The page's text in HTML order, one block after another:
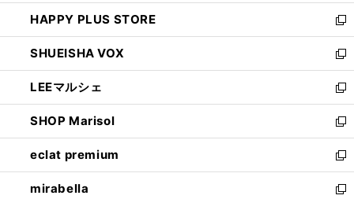
ン
ド
ウ
で
開
く
ウ
ィ
ン
ド
ウ
で
開
く
し
い
ウ
ィ
ン
ド
ウ
で
開
く
HAPPY PLUS STORE
新
し
い
ウ
ィ
ン
ド
ウ
で
開
く
SHUEISHA VOX
新
し
い
ウ
ィ
ン
ド
ウ
で
LEEマルシェ
新
し
い
ウ
ィ
ン
ド
SHOP Marisol
新
し
い
ウ
ィ
eclat premium
新
し
い
mirabella
新